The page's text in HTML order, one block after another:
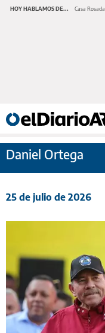
HOY HABLAMOS DE... Casa Rosada
Daniel Ortega
25 de julio de 2026